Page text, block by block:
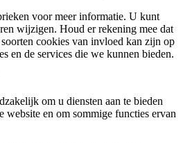
voor meer informatie. U kunt
wijzigen. Houd er rekening mee dat
cookies van invloed kan zijn op
en de services die we kunnen bieden.
om u diensten aan te bieden
website en om sommige functies ervan